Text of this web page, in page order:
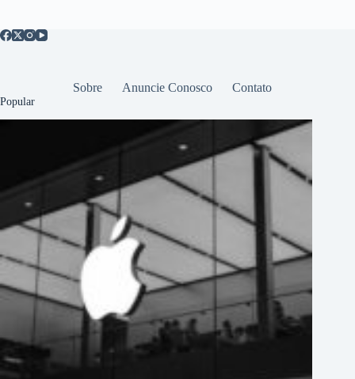
Sobre Anuncie Conosco Contato
Popular